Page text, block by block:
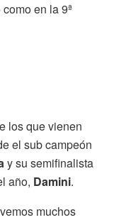
en la 9ª
los que vienen
el sub campeón
y su semifinalista
año, Damini.
muchos